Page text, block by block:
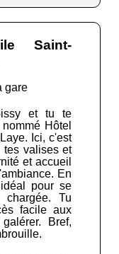
Saint-
gare
et tu te
Hôtel
Ici, c'est
tes valises et
et accueil
En
pour se
chargée. Tu
facile aux
Bref,